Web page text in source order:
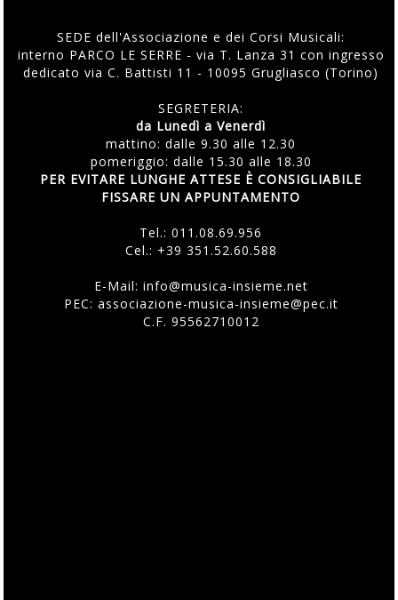
SEDE dell'Associazione e dei Corsi Musicali:
interno PARCO LE SERRE - via T. Lanza 31 con ingresso
dedicato via C. Battisti 11 - 10095 Grugliasco (Torino)
SEGRETERIA:
da Lunedì a Venerdì
mattino: dalle 9.30 alle 12.30
pomeriggio: dalle 15.30 alle 18.30
PER EVITARE LUNGHE ATTESE È CONSIGLIABILE
FISSARE UN APPUNTAMENTO
Tel.:011.08.69.956
Cel.: +39 351.52.60.588
E-Mail: info@musica-insieme.net
PEC: associazione-musica-insieme@pec.it
C.F. 95562710012